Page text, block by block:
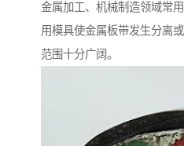
金属加工、机械制造领域常
用模具使金属板带发生分离
范围十分广阔。